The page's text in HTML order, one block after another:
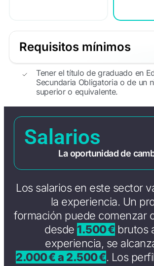
Requisitos mínimos
Tener el título de graduado en
Secundaria Obligatoria o de un
superior o equivalente.
Salarios
La oportunidad de
Los salarios en este sector
la experiencia. Un
formación puede comenzar
desde 1.500 € brutos
experiencia, se
2.000 € a 2.500 €. Los